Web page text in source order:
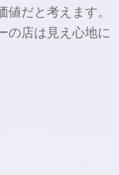
値だと考えます。
の店は見え心地に